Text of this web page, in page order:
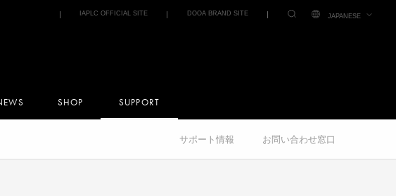
IAPLC OFFICIAL SITE DOOA BRAND SITE JAPANESE
SHOP SUPPORT
サポート情報 お問い合わせ窓口